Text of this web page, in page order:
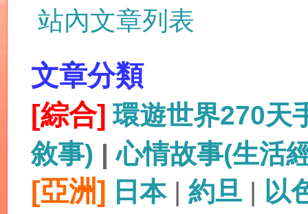
站內文章列表
文章分類
[綜合] 環遊世界270天
敘事) |心情故事(生活
[亞洲] 日本| 約旦 | 以